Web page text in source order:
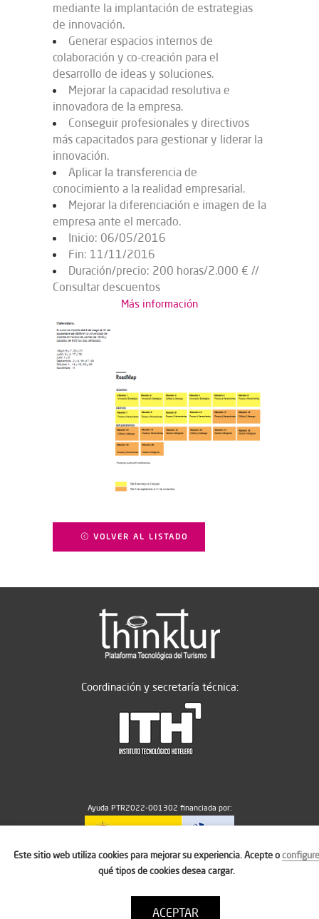
mediante la implantación de estrategias
de innovación.
Generar espacios internos de
colaboración y co-creación para el
desarrollo de ideas y soluciones.
Mejorar la capacidad resolutiva e
innovadora de la empresa.
Conseguir profesionales y directivos
más capacitados para gestionar y liderar la
innovación.
Aplicar la transferencia de
conocimiento a la realidad empresarial.
Mejorar la diferenciación e imagen de la
empresa ante el mercado.
Inicio: 06/05/2016
Fin: 11/11/2016
Duración/precio: 200 horas/2.000 € //
Consultar descuentos
Más información
VOLVER AL LISTADO
Coordinación y secretaría técnica:
Ayuda PTR2022-001302 financiada por:
MICIU/AEI/10.13039/501100011033
Este sitio web utiliza cookies para mejorar su experiencia. Acepte oconfigure
qué tipos de cookies desea cargar.
ACEPTAR